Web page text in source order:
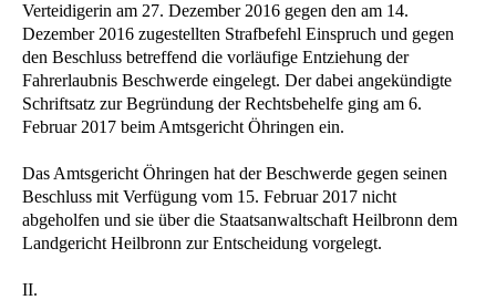
Verteidigerin am 27. Dezember 2016 gegen den am 14.
Dezember 2016 zugestellten Strafbefehl Einspruch und gegen
den Beschluss betreffend die vorläufige Entziehung der
Fahrerlaubnis Beschwerde eingelegt. Der dabei angekündigte
Schriftsatz zur Begründung der Rechtsbehelfe ging am 6.
Februar 2017 beim Amtsgericht Öhringen ein.
Das Amtsgericht Öhringen hat der Beschwerde gegen seinen
Beschluss mit Verfügung vom 15. Februar 2017 nicht
abgeholfen und sie über die Staatsanwaltschaft Heilbronn dem
Landgericht Heilbronn zur Entscheidung vorgelegt.
II.